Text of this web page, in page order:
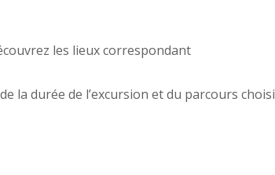
les lieux correspondant
la durée de l’excursion et du parcours choisi